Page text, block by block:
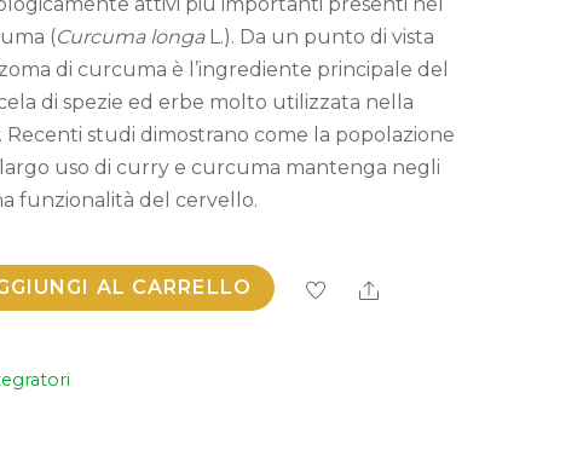
attivi più importanti presenti nel
(Curcuma longaL.). Da un punto di vista
di curcuma è l’ingrediente principale del
di spezie ed erbe molto utilizzata nella
Recenti studi dimostrano come la popolazione
uso di curry e curcuma mantenga negli
funzionalità del cervello.
AL CARRELLO Share